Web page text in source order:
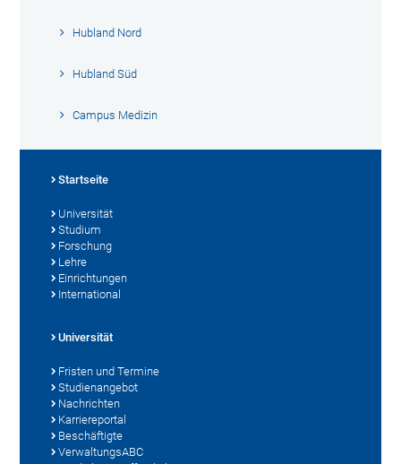
Hubland Nord
Hubland Süd
Campus Medizin
Startseite
Universität
Studium
Forschung
Lehre
Einrichtungen
International
Universität
Fristen und Termine
Studienangebot
Nachrichten
Karriereportal
Beschäftigte
VerwaltungsABC